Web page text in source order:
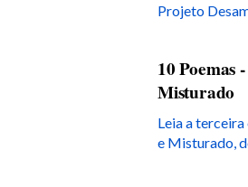
Projeto
10 Poemas
Misturado
Leia a
e Misturado,